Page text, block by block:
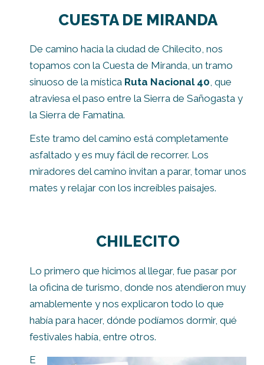
CUESTA DE MIRANDA
De camino hacia la ciudad de Chilecito, nos
topamos con la Cuesta de Miranda, un tramo
sinuoso de la mística Ruta Nacional 40, que
atraviesa el paso entre la Sierra de Sañogasta y
la Sierra de Famatina.
Este tramo del camino está completamente
asfaltado y es muy fácil de recorrer. Los
miradores del camino invitan a parar, tomar unos
mates y relajar con los increíbles paisajes.
CHILECITO
Lo primero que hicimos al llegar, fue pasar por
la oficina de turismo, donde nos atendieron muy
amablemente y nos explicaron todo lo que
había para hacer, dónde podíamos dormir, qué
festivales había, entre otros.
E